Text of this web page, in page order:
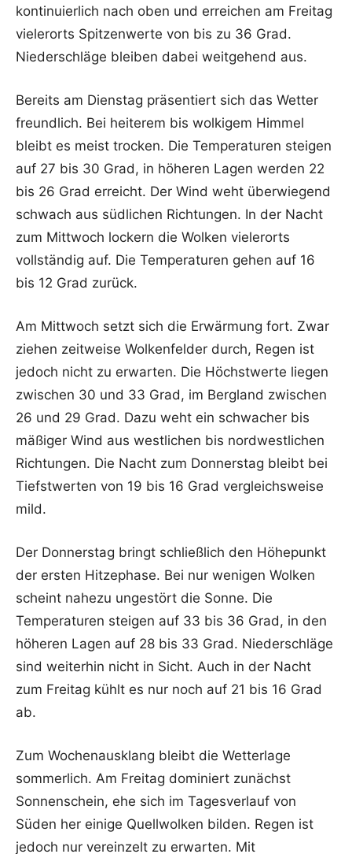
kontinuierlich nach oben und erreichen am Freitag
vielerorts Spitzenwerte von bis zu 36 Grad.
Niederschläge bleiben dabei weitgehend aus.
Bereits am Dienstag präsentiert sich das Wetter
freundlich. Bei heiterem bis wolkigem Himmel
bleibt es meist trocken. Die Temperaturen steigen
auf 27 bis 30 Grad, in höheren Lagen werden 22
bis 26 Grad erreicht. Der Wind weht überwiegend
schwach aus südlichen Richtungen. In der Nacht
zum Mittwoch lockern die Wolken vielerorts
vollständig auf. Die Temperaturen gehen auf 16
bis 12 Grad zurück.
Am Mittwoch setzt sich die Erwärmung fort. Zwar
ziehen zeitweise Wolkenfelder durch, Regen ist
jedoch nicht zu erwarten. Die Höchstwerte liegen
zwischen 30 und 33 Grad, im Bergland zwischen
26 und 29 Grad. Dazu weht ein schwacher bis
mäßiger Wind aus westlichen bis nordwestlichen
Richtungen. Die Nacht zum Donnerstag bleibt bei
Tiefstwerten von 19 bis 16 Grad vergleichsweise
mild.
Der Donnerstag bringt schließlich den Höhepunkt
der ersten Hitzephase. Bei nur wenigen Wolken
scheint nahezu ungestört die Sonne. Die
Temperaturen steigen auf 33 bis 36 Grad, in den
höheren Lagen auf 28 bis 33 Grad. Niederschläge
sind weiterhin nicht in Sicht. Auch in der Nacht
zum Freitag kühlt es nur noch auf 21 bis 16 Grad
ab.
Zum Wochenausklang bleibt die Wetterlage
sommerlich. Am Freitag dominiert zunächst
Sonnenschein, ehe sich im Tagesverlauf von
Süden her einige Quellwolken bilden. Regen ist
jedoch nur vereinzelt zu erwarten. Mit